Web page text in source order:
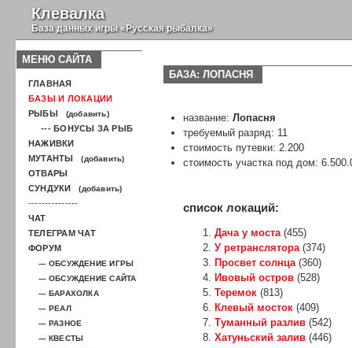
Клевалка
База данных игры «Русская рыбалка»
БАЗА: ЛОПАСНЯ
название: Лопасня
требуемый разряд: 11
стоимость путевки: 2.200
стоимость участка под дом:
список локаций:
Дача у моста (455)
У ретранслятора (374)
Просвет солнца (360)
Ивовый остров (528)
Теремок (813)
Клевый мосток (409)
Туманный разлив (542)
Хатуньский залив (446)
МЕНЮ САЙТА
ГЛАВНАЯ
БАЗЫ И ЛОКАЦИИ
РЫБЫ
(добавить)
--- БОНУСЫ ЗА РЫБ
НАЖИВКИ
МУТАНТЫ
(добавить)
ОТВАРЫ
СУНДУКИ
(добавить)
---------------
ЧАТ
ТЕЛЕГРАМ ЧАТ
ФОРУМ
--- ОБСУЖДЕНИЕ ИГРЫ
--- ОБСУЖДЕНИЕ САЙТА
--- БАРАХОЛКА
--- РЕАЛ
--- РАЗНОЕ
--- КВЕСТЫ